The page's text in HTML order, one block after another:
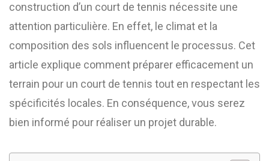
construction d’un court de tennis nécessite une
attention particulière. En effet, le climat et la
composition des sols influencent le processus. Cet
article explique comment préparer efficacement un
terrain pour un court de tennis tout en respectant les
spécificités locales. En conséquence, vous serez
bien informé pour réaliser un projet durable.